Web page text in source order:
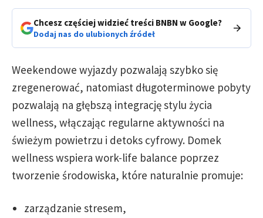
Chcesz częściej widzieć treści BNBN w Google?
Dodaj nas do ulubionych źródeł
Weekendowe wyjazdy pozwalają szybko się
zregenerować, natomiast długoterminowe pobyty
pozwalają na głębszą integrację stylu życia
wellness, włączając regularne aktywności na
świeżym powietrzu i detoks cyfrowy. Domek
wellness wspiera work-life balance poprzez
tworzenie środowiska, które naturalnie promuje:
zarządzanie stresem,